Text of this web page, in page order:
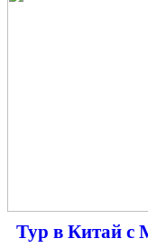
Тур в Китай с